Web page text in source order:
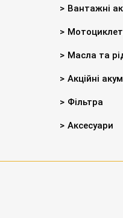
Вантажні
Масла та
Акційні
Фільтра
Аксесуари